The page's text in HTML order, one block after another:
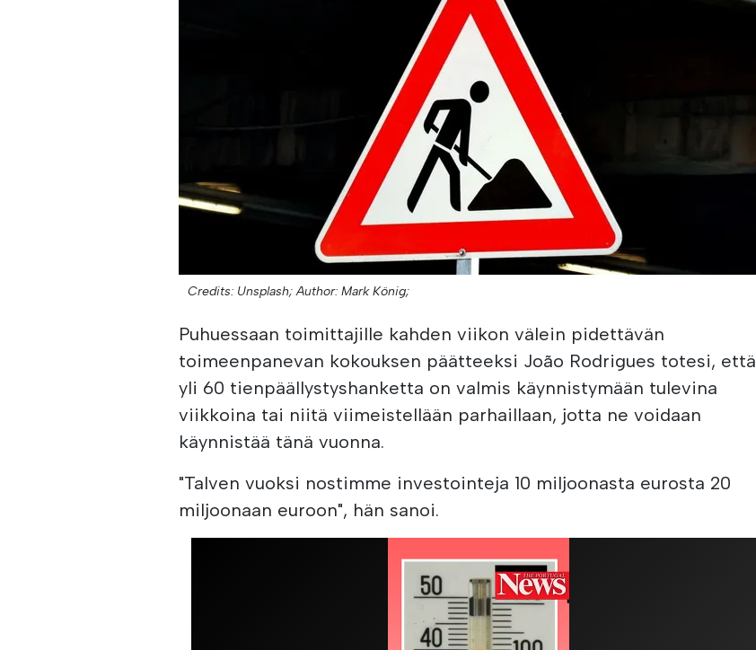
Credits: Unsplash; Author: Mark König;
Puhuessaan toimittajille kahden viikon välein pidettävän
toimeenpanevan kokouksen päätteeksi João Rodrigues totesi, että
yli 60 tienpäällystyshanketta on valmis käynnistymään tulevina
viikkoina tai niitä viimeistellään parhaillaan, jotta ne voidaan
käynnistää tänä vuonna.
"Talven vuoksi nostimme investointeja 10 miljoonasta eurosta 20
miljoonaan euroon", hän sanoi.